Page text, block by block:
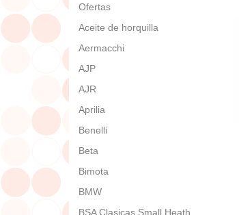
Ofertas
Aceite de horquilla
Aermacchi
AJP
AJR
Aprilia
Benelli
Beta
Bimota
BMW
BSA Clasicas Small Heath